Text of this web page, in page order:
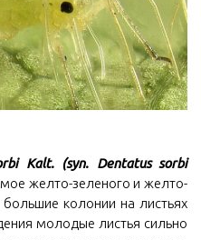
Kalt. (syn. Dentatus sorbi
желто-зеленого и желто-
колонии на листьях
молодые листья сильно